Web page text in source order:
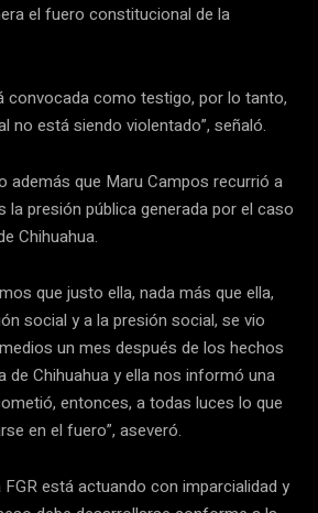
el fuero constitucional de la
convocada como testigo, por lo tanto,
no está siendo violentado”, señaló.
además que Maru Campos recurrió a
la presión pública generada por el caso
Chihuahua.
que justo ella, nada más que ella,
social y a la presión social, se vio
un mes después de los hechos
de Chihuahua y ella nos informó una
entonces, a todas luces lo que
en el fuero”, aseveró.
está actuando con imparcialidad y